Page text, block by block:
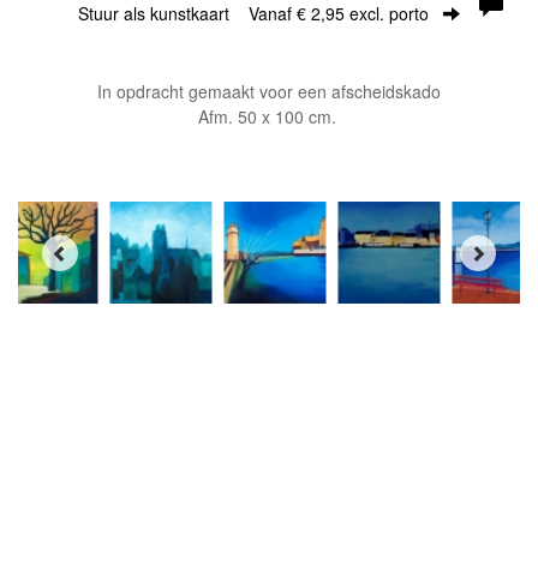
Stuur als kunstkaart Vanaf € 2,95 excl. porto
In opdracht gemaakt voor een afscheidskado
Afm. 50 x 100 cm.